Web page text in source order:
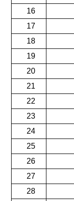
16
17
18
19
20
21
22
23
24
25
26
27
28